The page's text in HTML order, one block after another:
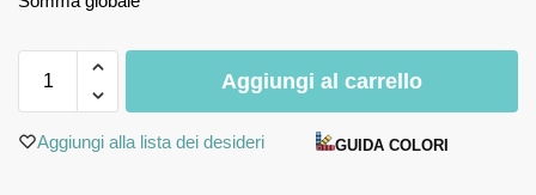
Aggiungi al carrello
Aggiungi alla lista dei desideri GUIDA COLORI